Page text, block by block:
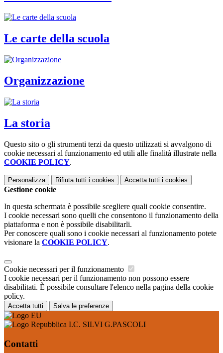
Le carte della scuola
Organizzazione
La storia
Questo sito o gli strumenti terzi da questo utilizzati si avvalgono di
cookie necessari al funzionamento ed utili alle finalità illustrate nella
COOKIE POLICY.
Personalizza Rifiuta tutti i cookies Accetta tutti i cookies
Gestione cookie
In questa schermata è possibile scegliere quali cookie consentire.
I cookie necessari sono quelli che consentono il funzionamento della
piattaforma e non è possibile disabilitarli.
Per conoscere quali sono i cookie necessari al funzionamento potete
visionare la COOKIE POLICY.
Cookie necessari per il funzionamento
I cookie necessari per il funzionamento non possono essere
disabilitati. È possibile consultare l'elenco nella pagina della cookie
policy.
Accetta tutti Salva le preferenze
I.C. SILVI G.PASCOLI
Contatti